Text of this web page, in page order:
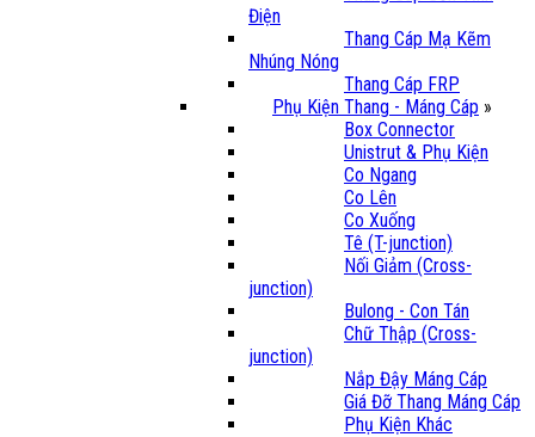
Điện
Thang Cáp Mạ Kẽm
Nhúng Nóng
Thang Cáp FRP
Phụ Kiện Thang - Máng Cáp »
Box Connector
Unistrut & Phụ Kiện
Co Ngang
Co Lên
Co Xuống
Tê (T-junction)
Nối Giảm (Cross-
junction)
Bulong - Con Tán
Chữ Thập (Cross-
junction)
Nắp Đậy Máng Cáp
Giá Đỡ Thang Máng Cáp
Phụ Kiện Khác